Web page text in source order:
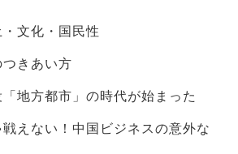
文化・国民性
きあい方
地方都市」の時代が始まった
えない！中国ビジネスの意外な